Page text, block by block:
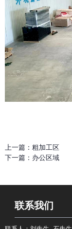
上一篇： 粗加工区
下一篇： 办公区域
联系我们